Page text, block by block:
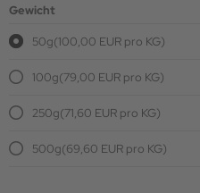
Gewicht
50g(100,00 EUR pro KG)
100g(79,00 EUR pro KG)
250g(71,60 EUR pro KG)
500g(69,60 EUR pro KG)